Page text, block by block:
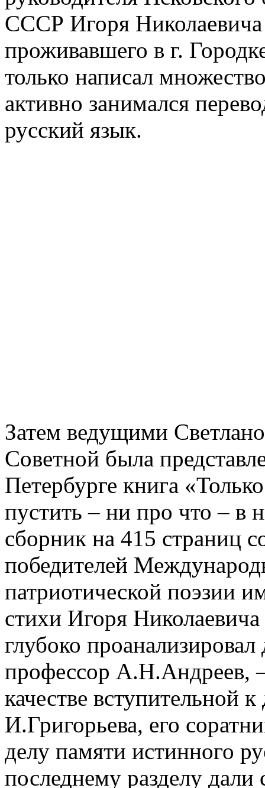
СССР Игоря Николаевича
проживавшего в г.
только написал
активно занимался
русский язык.
Затем ведущими
Советной была
Петербурге книга
пустить – ни про что – в
сборник на 415 страниц
победителей
патриотической поэзии
стихи Игоря
глубоко
профессор А.Н.Андреев, –
качестве вступительной
И.Григорьева, его
делу памяти истинного
последнему разделу